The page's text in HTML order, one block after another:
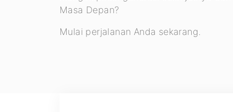
Masa Depan?
Mulai perjalanan Anda sekarang.